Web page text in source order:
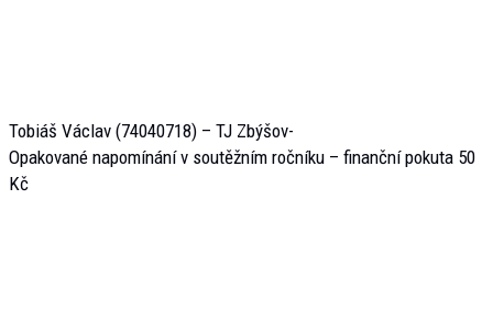
Tobiáš Václav (74040718) – TJ Zbýšov-
Opakované napomínání v soutěžním ročníku – finanční pokuta 50
Kč